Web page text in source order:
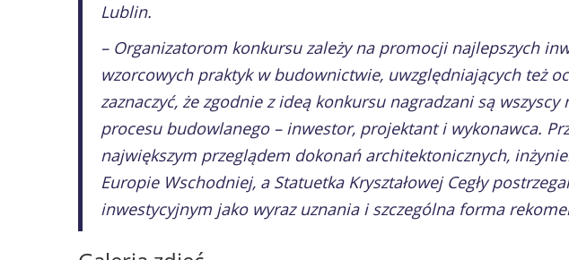
Lublin.
– Organizatorom konkursu zależy na promocji najlepszych
wzorcowych praktyk w budownictwie, uwzględniających też
zaznaczyć, że zgodnie z ideą konkursu nagradzani są
procesu budowlanego – inwestor, projektant i wykonawca.
największym przeglądem dokonań architektonicznych,
Europie Wschodniej, a Statuetka Kryształowej Cegły
inwestycyjnym jako wyraz uznania i szczególna forma